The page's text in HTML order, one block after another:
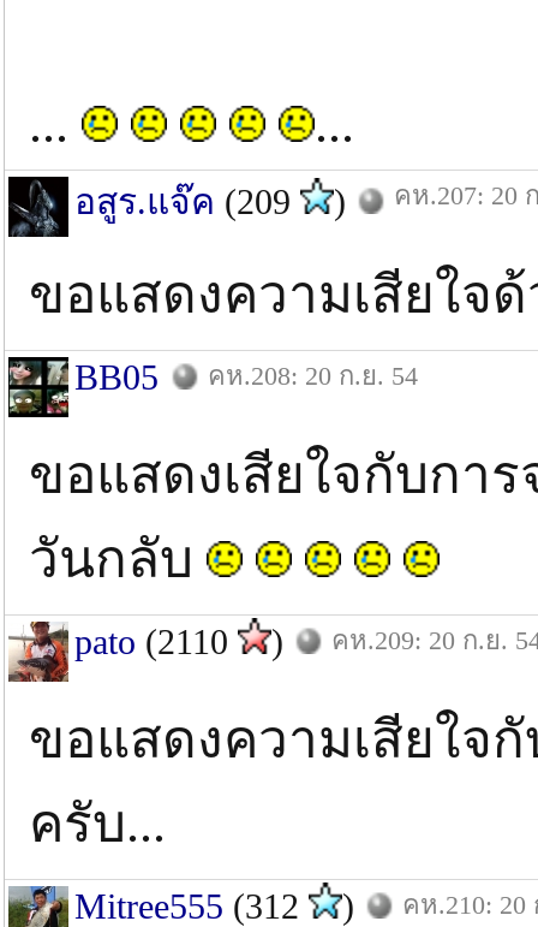
... ...
อสูร.แจ๊ค (209 ) คห.207: 20
ขอแสดงความเสียใจ
BB05 คห.208: 20 ก.ย. 54
ขอแสดงเสียใจกับกา
วันกลับ
pato (2110 ) คห.209: 20 ก.ย.
ขอแสดงความเสียใจ
ครับ...
Mitree555 (312 ) คห.210: 20